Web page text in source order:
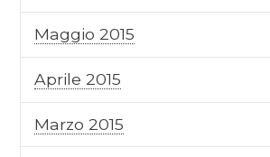
Maggio 2015
Aprile 2015
Marzo 2015